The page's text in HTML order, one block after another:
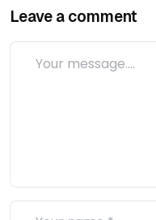
Leave a comment